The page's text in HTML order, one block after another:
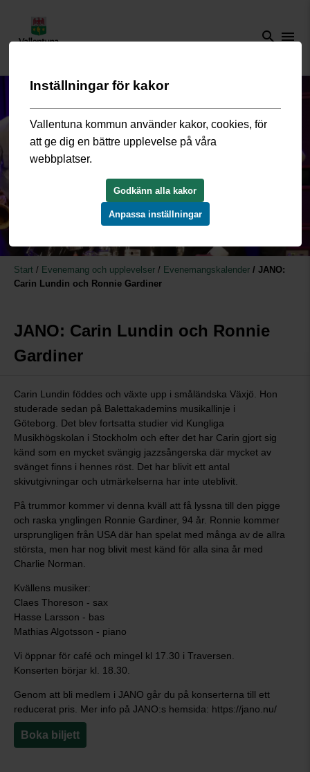
search menu
Start / Evenemang och upplevelser / Evenemangskalender / JANO:
Carin Lundin och Ronnie Gardiner
JANO: Carin Lundin och Ronnie
Gardiner
Carin Lundin föddes och växte upp i småländska Växjö. Hon
studerade sedan på Balettakademins musikallinje i
Göteborg. Det blev fortsatta studier vid Kungliga
Musikhögskolan i Stockholm och efter det har Carin gjort sig
känd som en mycket svängig jazzsångerska där mycket av
svänget finns i hennes röst. Det har blivit ett antal
skivutgivningar och utmärkelserna har inte uteblivit.
På trummor kommer vi denna kväll att få lyssna till den pigge
och raska ynglingen Ronnie Gardiner, 94 år. Ronnie kommer
ursprungligen från USA där han spelat med många av de allra
största, men har nog blivit mest känd för alla sina år med
Charlie Norman.
Kvällens musiker:
Claes Thoreson - sax
Hasse Larsson - bas
Mathias Algotsson - piano
Vi öppnar för café och mingel kl 17.30 i Traversen.
Konserten börjar kl. 18.30.
Genom att bli medlem i JANO går du på konserterna till ett
reducerat pris. Mer info på JANO:s hemsida: https://jano.nu/
Boka biljett
Inställningar för kakor
Vallentuna kommun använder kakor, cookies, för
att ge dig en bättre upplevelse på våra
webbplatser.
Godkänn alla kakor
Anpassa inställningar